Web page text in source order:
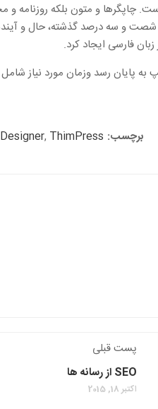
چاپگرها و متون بلکه روزنامه
شصت و سه درصد گذشته، حال و
فارسی ایجاد کرد.
پایان رسد وزمان مورد نیاز
برچسب: Designer, ThimPress
پست قبلی
SEO از رسانه ها
اکتبر 18, 2015